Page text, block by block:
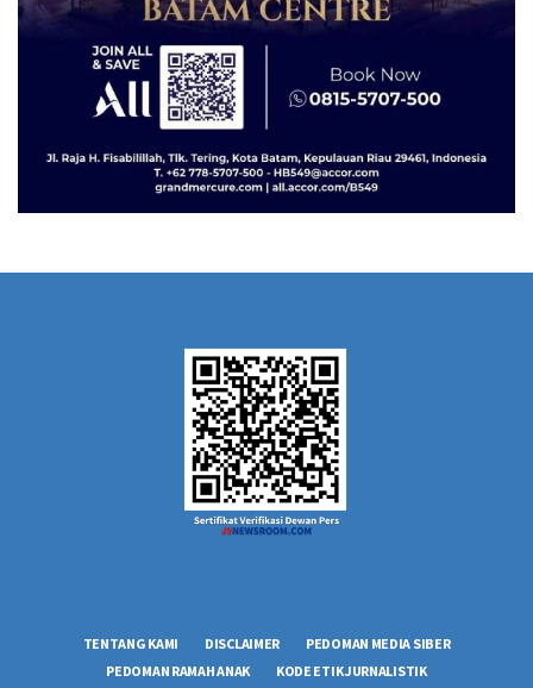
TENTANG KAMI DISCLAIMER
PEDOMAN MEDIA SIBER
PEDOMAN RAMAH ANAK
KODE ETIK JURNALISTIK